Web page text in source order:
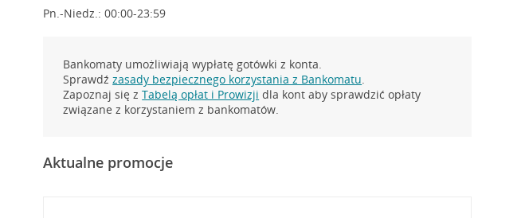
Pn.-Niedz.: 00:00-23:59
Bankomaty umożliwiają wypłatę gotówki z konta.
Sprawdźzasady bezpiecznego korzystania z Bankomatu.
Zapoznaj się zTabelą opłat i Prowizji dla kont aby sprawdzić opłaty
związane z korzystaniem z bankomatów.
Aktualne promocje